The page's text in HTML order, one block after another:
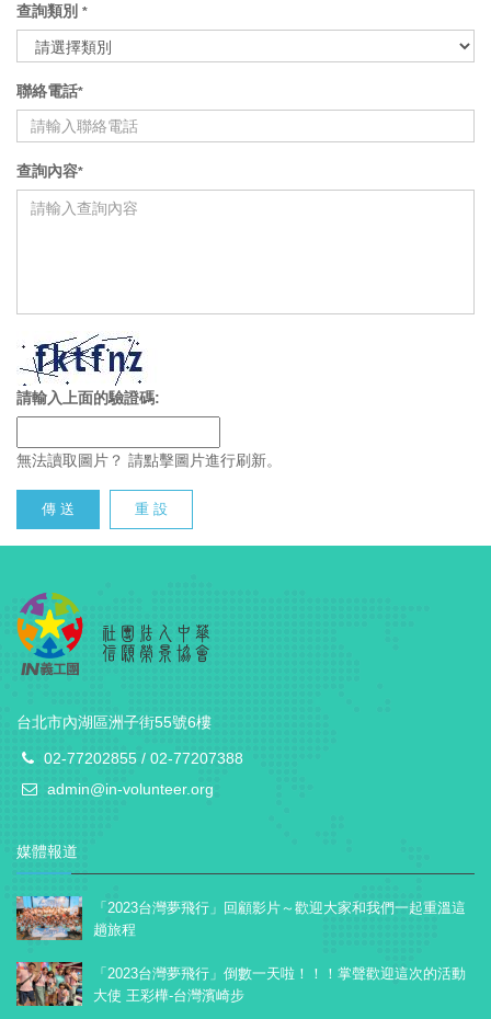
查詢類別 *
聯絡電話*
查詢內容*
請輸入上面的驗證碼:
無法讀取圖片？ 請點擊圖片進行刷新。
傳 送 重 設
台北市內湖區洲子街55號6樓
02-77202855 / 02-77207388
admin@in-volunteer.org
媒體報道
「2023台灣夢飛行」回顧影片～歡迎大家和我們一起重溫這
趟旅程
「2023台灣夢飛行」倒數一天啦！！！掌聲歡迎這次的活動
大使 王彩樺-台灣濱崎步